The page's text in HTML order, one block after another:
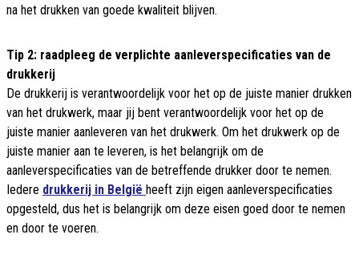
na het drukken van goede kwaliteit blijven.
Tip 2: raadpleeg de verplichte aanleverspecificaties van de
drukkerij
De drukkerij is verantwoordelijk voor het op de juiste manier drukken
van het drukwerk, maar jij bent verantwoordelijk voor het op de
juiste manier aanleveren van het drukwerk. Om het drukwerk op de
juiste manier aan te leveren, is het belangrijk om de
aanleverspecificaties van de betreffende drukker door te nemen.
Iedere drukkerij in België heeft zijn eigen aanleverspecificaties
opgesteld, dus het is belangrijk om deze eisen goed door te nemen
en door te voeren.